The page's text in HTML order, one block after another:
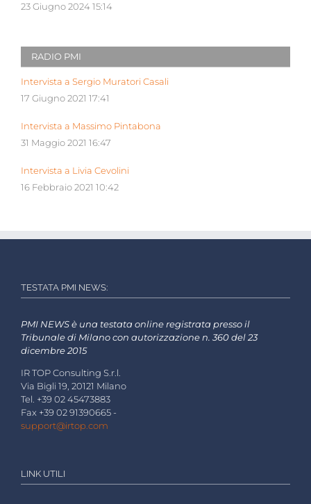
23 Giugno 2024 15:14
RADIO PMI
Intervista a Sergio Muratori Casali
17 Giugno 2021 17:41
Intervista a Massimo Pintabona
31 Maggio 2021 16:47
Intervista a Livia Cevolini
16 Febbraio 2021 10:42
TESTATA PMI NEWS:
PMI NEWS è una testata online registrata presso il
Tribunale di Milano con autorizzazione n. 360 del 23
dicembre 2015
IR TOP Consulting S.r.l.
Via Bigli 19, 20121 Milano
Tel. +39 02 45473883
Fax +39 02 91390665 -
support@irtop.com
LINK UTILI